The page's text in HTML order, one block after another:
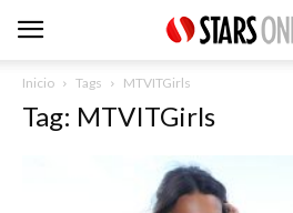
Inicio Tags MTVITGirls
Tag: MTVITGirls